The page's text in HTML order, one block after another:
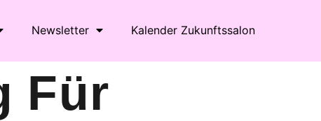
Newsletter Kalender Zukunftssalon
Für